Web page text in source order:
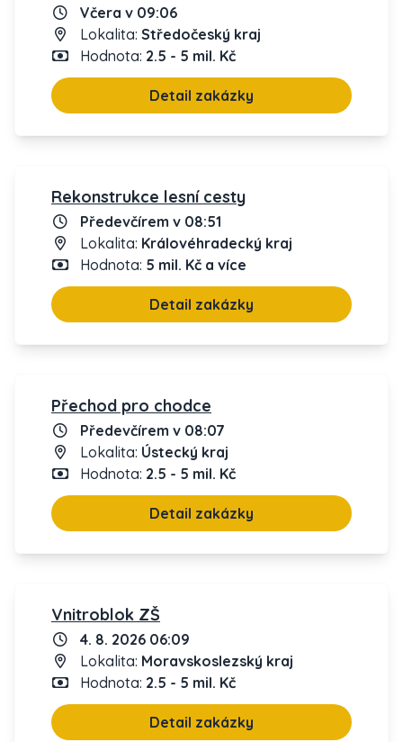
Včera v 09:06
Lokalita: Středočeský kraj
Hodnota: 2.5 - 5 mil. Kč
Detail zakázky
Rekonstrukce lesní cesty
Předevčírem v 08:51
Lokalita: Královéhradecký kraj
Hodnota: 5 mil. Kč a více
Detail zakázky
Přechod pro chodce
Předevčírem v 08:07
Lokalita: Ústecký kraj
Hodnota: 2.5 - 5 mil. Kč
Detail zakázky
Vnitroblok ZŠ
4. 8. 2026 06:09
Lokalita: Moravskoslezský kraj
Hodnota: 2.5 - 5 mil. Kč
Detail zakázky